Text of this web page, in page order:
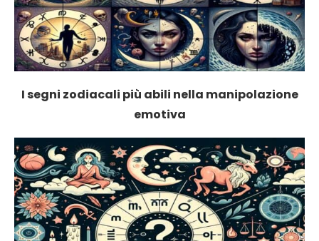
I segni zodiacali più abili nella manipolazione
emotiva